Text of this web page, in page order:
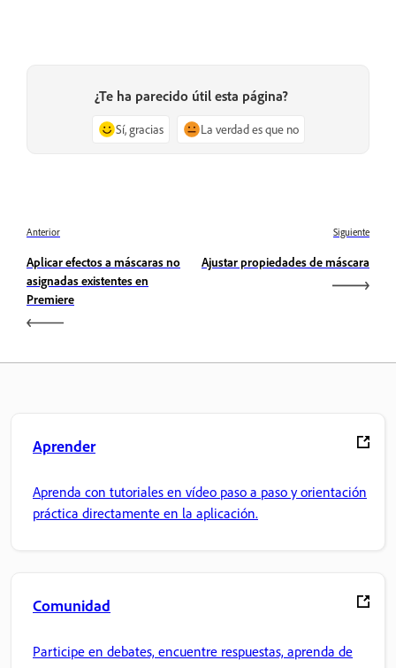
¿Te ha parecido útil esta página?
Sí, gracias La verdad es que no
Anterior
Aplicar efectos a máscaras no
asignadas existentes en
Premiere
Siguiente
Ajustar propiedades de máscara
Aprender
Aprenda con tutoriales en vídeo paso a paso y orientación
práctica directamente en la aplicación.
Comunidad
Participe en debates, encuentre respuestas, aprenda de